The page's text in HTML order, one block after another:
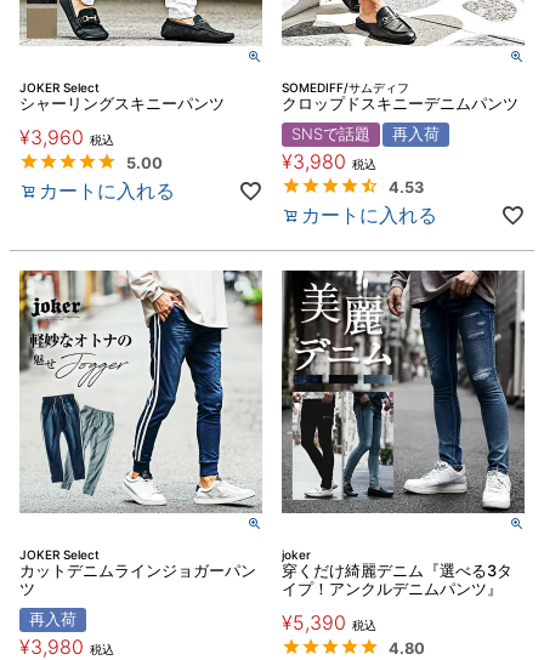
JOKER Select
シャーリングスキニーパンツ
¥3,960 税込
5.00
カートに入れる
SOMEDIFF/サムディフ
クロップドスキニーデニムパンツ
SNSで話題
再入荷
¥3,980 税込
4.53
カートに入れる
JOKER Select
カットデニムラインジョガーパン
ツ
再入荷
¥3,980 税込
joker
穿くだけ綺麗デニム『選べる3タ
イプ！アンクルデニムパンツ』
¥5,390 税込
4.80